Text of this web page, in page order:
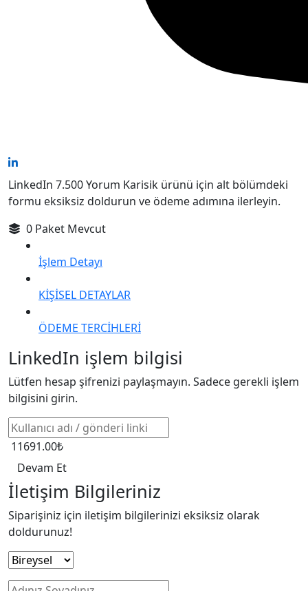
LinkedIn 7.500 Yorum Karisik ürünü için alt bölümdeki
formu eksiksiz doldurun ve ödeme adımına ilerleyin.
0 Paket Mevcut
İşlem Detayı
KİŞİSEL DETAYLAR
ÖDEME TERCİHLERİ
LinkedIn işlem bilgisi
Lütfen hesap şifrenizi paylaşmayın. Sadece gerekli işlem
bilgisini girin.
11691.00₺
Devam Et
İletişim Bilgileriniz
Siparişiniz için iletişim bilgilerinizi eksiksiz olarak
doldurunuz!